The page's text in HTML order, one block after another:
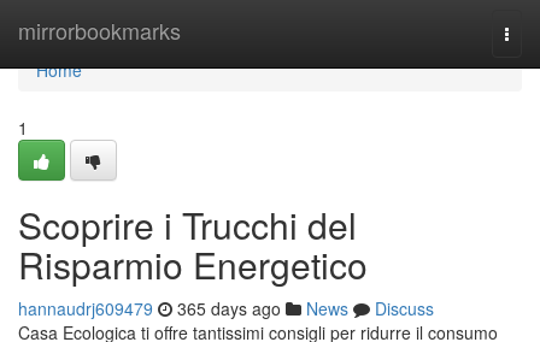
mirrorbookmarks
Home
Home
1
Scoprire i Trucchi del
Risparmio Energetico
hannaudrj609479 365 days ago News
Discuss
Casa Ecologica ti offre tantissimi consigli per ridurre il consumo